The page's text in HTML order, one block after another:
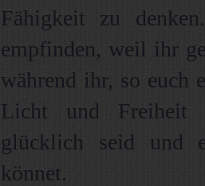
Fähigkeit zu
empfinden, weil ihr
während ihr, so euch
Licht und Freiheit
glücklich seid und
könnet.